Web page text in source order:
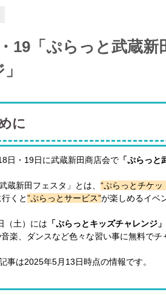
19「ぷらっと武蔵
に
日・19日に武蔵新田商店会で 「ぷらっと
蔵新田フェスタ」とは、 “ぷらっとチケッ
くと”ぷらっとサービス”が楽しめるイベ
（土）には 「ぷらっとキッズチャレンジ」
楽、ダンスなど色々な習い事に無料で
事は2025年5月13日時点の情報です。